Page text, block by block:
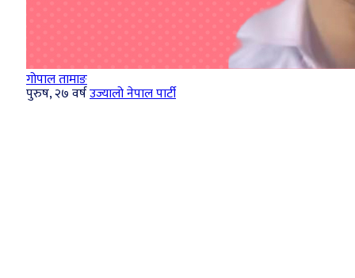
गोपाल तामाङ
पुरुष, २७ वर्षउज्यालो नेपाल पार्टी